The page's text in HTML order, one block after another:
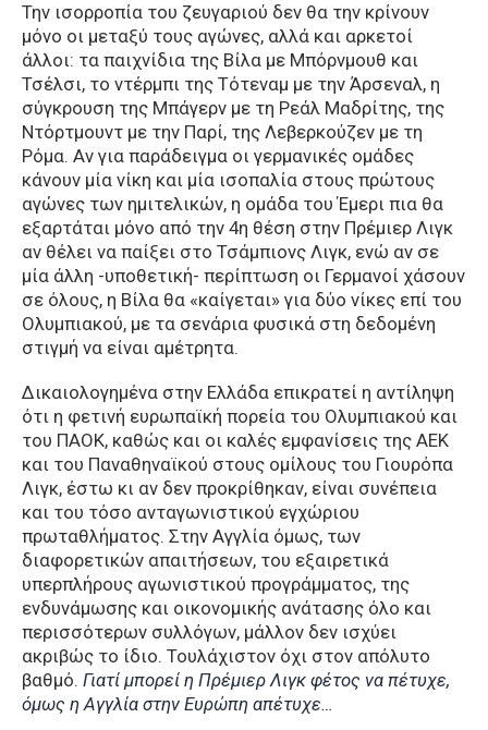
Την ισορροπία του ζευγαριού δεν θα την κρίνουν
μόνο οι μεταξύ τους αγώνες, αλλά και αρκετοί
άλλοι: τα παιχνίδια της Βίλα με Μπόρνμουθ και
Τσέλσι, το ντέρμπι της Τότεναμ με την Άρσεναλ, η
σύγκρουση της Μπάγερν με τη Ρεάλ Μαδρίτης, της
Ντόρτμουντ με την Παρί, της Λεβερκούζεν με τη
Ρόμα. Αν για παράδειγμα οι γερμανικές ομάδες
κάνουν μία νίκη και μία ισοπαλία στους πρώτους
αγώνες των ημιτελικών, η ομάδα του Έμερι πια θα
εξαρτάται μόνο από την 4η θέση στην Πρέμιερ Λιγκ
αν θέλει να παίξει στο Τσάμπιονς Λιγκ, ενώ αν σε
μία άλλη -υποθετική- περίπτωση οι Γερμανοί χάσουν
σε όλους, η Βίλα θα «καίγεται» για δύο νίκες επί του
Ολυμπιακού, με τα σενάρια φυσικά στη δεδομένη
στιγμή να είναι αμέτρητα.
Δικαιολογημένα στην Ελλάδα επικρατεί η αντίληψη
ότι η φετινή ευρωπαϊκή πορεία του Ολυμπιακού και
του ΠΑΟΚ, καθώς και οι καλές εμφανίσεις της ΑΕΚ
και του Παναθηναϊκού στους ομίλους του Γιουρόπα
Λιγκ, έστω κι αν δεν προκρίθηκαν, είναι συνέπεια
και του τόσο ανταγωνιστικού εγχώριου
πρωταθλήματος. Στην Αγγλία όμως, των
διαφορετικών απαιτήσεων, του εξαιρετικά
υπερπλήρους αγωνιστικού προγράμματος, της
ενδυνάμωσης και οικονομικής ανάτασης όλο και
περισσότερων συλλόγων, μάλλον δεν ισχύει
ακριβώς το ίδιο. Τουλάχιστον όχι στον απόλυτο
βαθμό. Γιατί μπορεί η Πρέμιερ Λιγκ φέτος να πέτυχε,
όμως η Αγγλία στην Ευρώπη απέτυχε…